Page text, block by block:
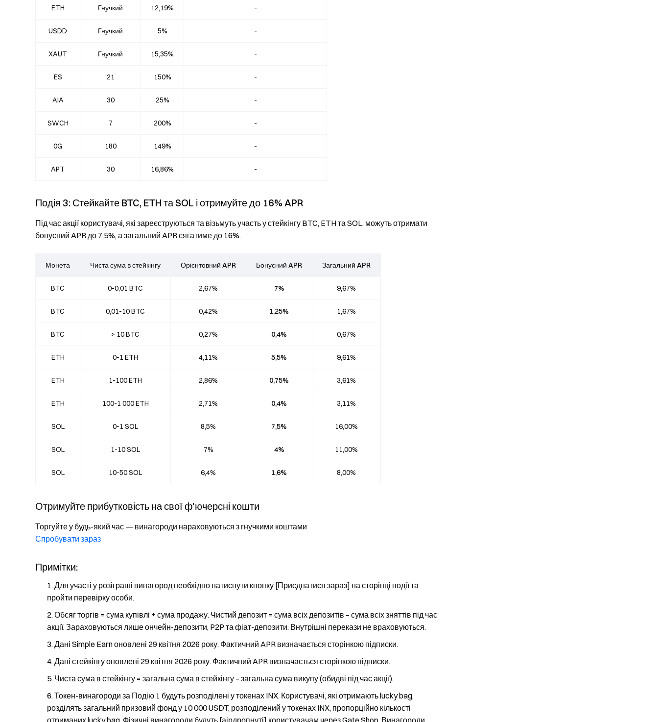
ETH Гнучкий 12,19% -
USDD Гнучкий 5% -
XAUT Гнучкий 15,35% -
ES 21 150% -
AIA 30 25% -
SWCH 7 200% -
0G 180 149% -
APT 30 16,86% -
Подія 3: Стейкайте BTC, ETH та SOL і отримуйте до 16% APR
Під час акції користувачі, які зареєструються та візьмуть участь у стейкінгу BTC, ETH та SOL, можуть отримати
бонусний APR до 7,5%, а загальний APR сягатиме до 16%.
Монета Чиста сума в стейкінгу Орієнтовний APR Бонусний APR Загальний APR
BTC 0-0,01 BTC 2,67% 7% 9,67%
BTC 0,01-10 BTC 0,42% 1,25% 1,67%
BTC > 10 BTC 0,27% 0,4% 0,67%
ETH 0-1 ETH 4,11% 5,5% 9,61%
ETH 1-100 ETH 2,86% 0,75% 3,61%
ETH 100-1 000 ETH 2,71% 0,4% 3,11%
SOL 0-1 SOL 8,5% 7,5% 16,00%
SOL 1-10 SOL 7% 4% 11,00%
SOL 10-50 SOL 6,4% 1,6% 8,00%
Отримуйте прибутковість на свої ф'ючерсні кошти
Торгуйте у будь-який час — винагороди нараховуються з гнучкими коштами
Спробувати зараз
Примітки:
Для участі у розіграші винагород необхідно натиснути кнопку [Приєднатися зараз] на сторінці події та
пройти перевірку особи.
Обсяг торгів = сума купівлі + сума продажу. Чистий депозит = сума всіх депозитів – сума всіх зняттів під час
акції. Зараховуються лише ончейн-депозити, P2P та фіат-депозити. Внутрішні перекази не враховуються.
Дані Simple Earn оновлені 29 квітня 2026 року. Фактичний APR визначається сторінкою підписки.
Дані стейкінгу оновлені 29 квітня 2026 року. Фактичний APR визначається сторінкою підписки.
Чиста сума в стейкінгу = загальна сума в стейкінгу – загальна сума викупу (обидві під час акції).
Токен-винагороди за Подію 1 будуть розподілені у токенах INX. Користувачі, які отримають lucky bag,
розділять загальний призовий фонд у 10 000 USDT, розподілений у токенах INX, пропорційно кількості
отриманих lucky bag. Фізичні винагороди будуть [аірдропнуті] користувачам через Gate Shop. Винагороди